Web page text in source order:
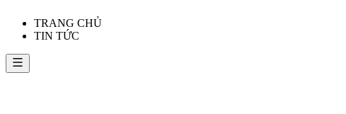
TRANG CHỦ
TIN TỨC